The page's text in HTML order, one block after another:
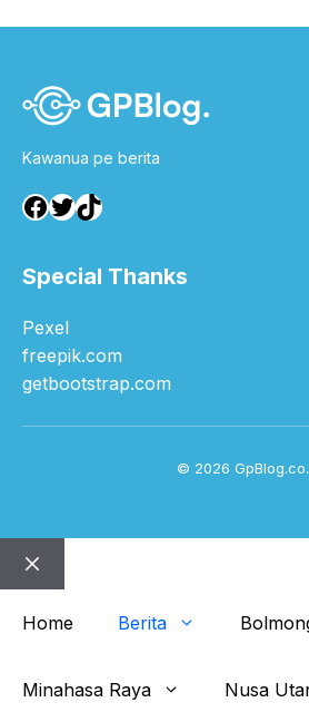
Kawanua pe berita
Facebook
Twitter
TikTok
Special Thanks
Pexel
freepik.com
getbootstrap.com
© 2026
Close
Home
Berita
Minahasa Raya Nusa